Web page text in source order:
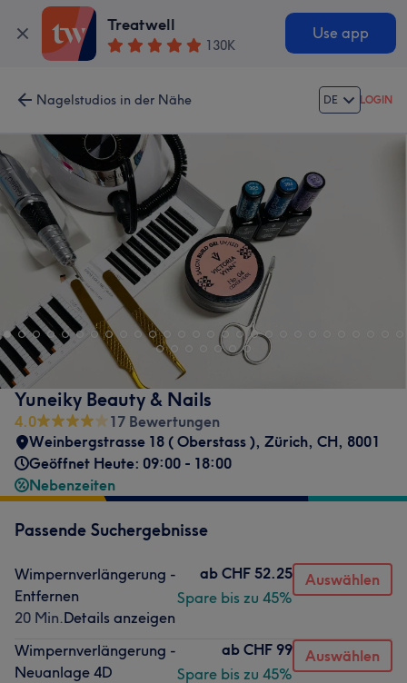
Treatwell
130K
Use app
Nagelstudios in der Nähe DE LOGIN
Yuneiky Beauty & Nails
4.0
17 Bewertungen
Weinbergstrasse 18 ( Oberstass ), Zürich, CH, 8001
Geöffnet Heute: 09:00 - 18:00
Nebenzeiten
Passende Suchergebnisse
Wimpernverlängerung -
Entfernen
20 Min.Details anzeigen
ab CHF 52.25
Spare bis zu 45%
Auswählen
Wimpernverlängerung -
Neuanlage 4D
ab CHF 99
Spare bis zu 45%
Auswählen